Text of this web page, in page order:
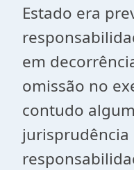
Estado era
em
omissão no
contudo
jurisprudência